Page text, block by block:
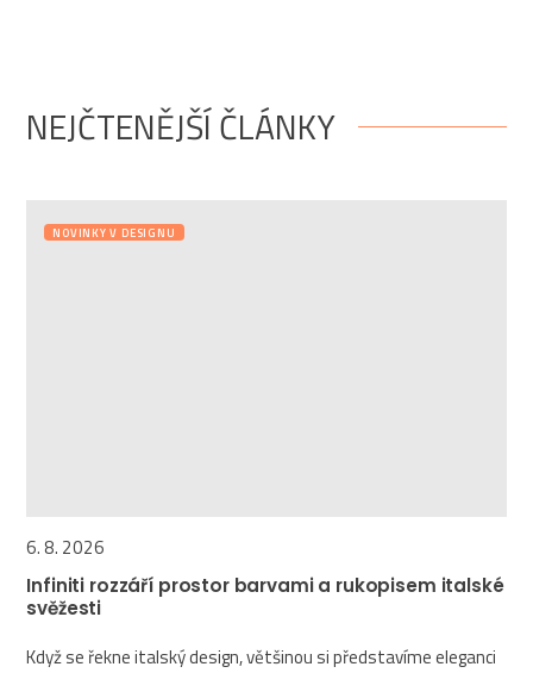
NEJČTENĚJŠÍ ČLÁNKY
NOVINKY V DESIGNU
6. 8. 2026
Infiniti rozzáří prostor barvami a rukopisem italské
svěžesti
Když se řekne italský design, většinou si představíme eleganci